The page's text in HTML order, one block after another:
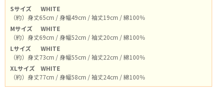
Sサイズ
WHITE
（約）身丈65cm / 身幅49cm / 袖丈19cm / 綿100％
Mサイズ
WHITE
（約）身丈69cm / 身幅52cm / 袖丈20cm / 綿100％
Lサイズ
WHITE
（約）身丈73cm / 身幅55cm / 袖丈22cm / 綿100％
XLサイズ
WHITE
（約）身丈77cm / 身幅58cm / 袖丈24cm / 綿100％